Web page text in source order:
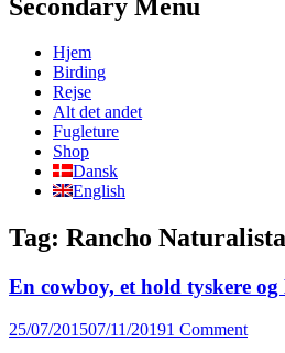
Secondary Menu
Skip
content
Hjem
Birding
Rejse
Alt det andet
Fugleture
Shop
Dansk
English
Tag: Rancho Naturalista
En cowboy, et hold tyskere
Posted
25/07/201507/11/20191 Comment